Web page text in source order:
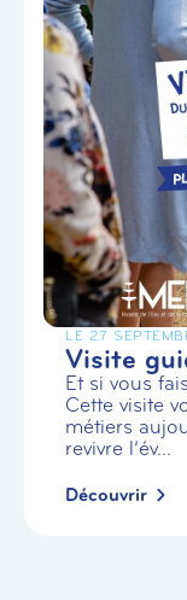
LE 27
Visite
Et si vous
Cette visite
métiers
revivre l’év...
Découvrir